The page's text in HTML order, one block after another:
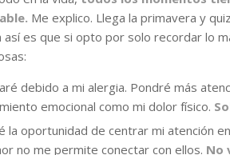
Me explico. Llega la primavera y
así es que si opto por solo recordar lo
debido a mi alergia. Pondré más
emocional como mi dolor físico.
la oportunidad de centrar mi atención
no me permite conectar con ellos. No